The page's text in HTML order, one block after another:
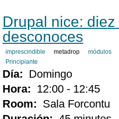
Drupal nice:
desconoces
imprescindible metadrop módulos
Principiante
Día: Domingo
Hora: 12:00 - 12:45
Room: Sala Forcontu